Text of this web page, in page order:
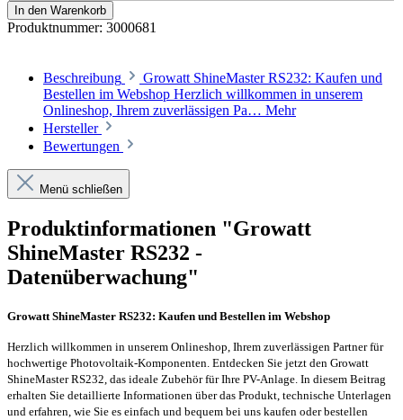
In den Warenkorb
Produktnummer: 3000681
Beschreibung
Growatt ShineMaster RS232: Kaufen und
Bestellen im Webshop Herzlich willkommen in unserem
Onlineshop, Ihrem zuverlässigen Pa… Mehr
Hersteller
Bewertungen
Menü schließen
Produktinformationen "Growatt
ShineMaster RS232 -
Datenüberwachung"
Growatt ShineMaster RS232: Kaufen und Bestellen im Webshop
Herzlich willkommen in unserem Onlineshop, Ihrem zuverlässigen Partner für
hochwertige Photovoltaik-Komponenten. Entdecken Sie jetzt den Growatt
ShineMaster RS232, das ideale Zubehör für Ihre PV-Anlage. In diesem Beitrag
erhalten Sie detaillierte Informationen über das Produkt, technische Unterlagen
und erfahren, wie Sie es einfach und bequem bei uns kaufen oder bestellen